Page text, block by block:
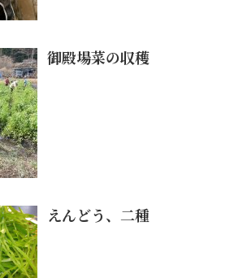
御殿場菜の収穫
えんどう、二種